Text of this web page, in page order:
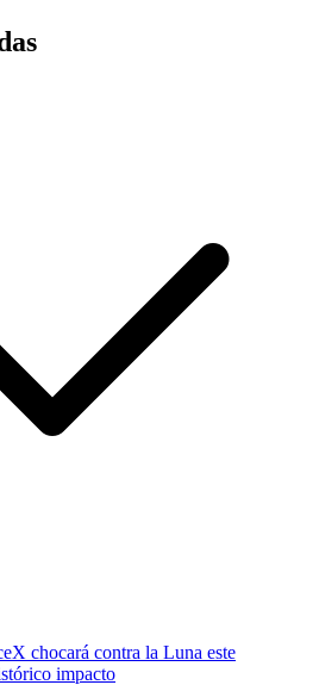
chocará contra la Luna este
impacto